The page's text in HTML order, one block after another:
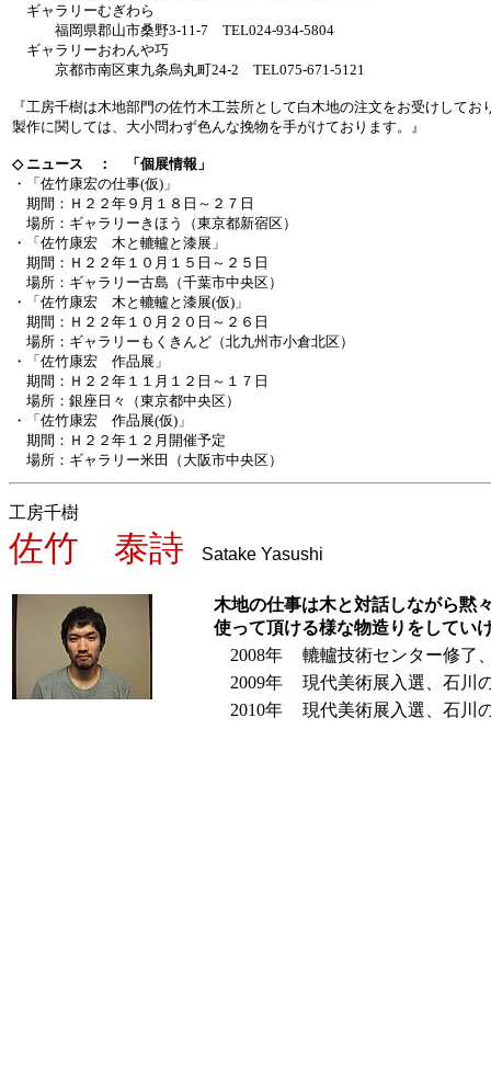
ギャラリーむぎわら
福岡県郡山市桑野3-11-7 TEL024-934-5804
ギャラリーおわんや巧
京都市南区東九条烏丸町24-2 TEL075-671-5121
『工房千樹は木地部門の佐竹木工芸所として白木地の注文をお受けしてお
製作に関しては、大小問わず色んな挽物を手がけております。』
◇ ニュース ： 「個展情報」
・「佐竹康宏の仕事(仮)」
期間：Ｈ２２年９月１８日～２７日
場所：ギャラリーきほう（東京都新宿区）
・「佐竹康宏 木と轆轤と漆展」
期間：Ｈ２２年１０月１５日～２５日
場所：ギャラリー古島（千葉市中央区）
・「佐竹康宏 木と轆轤と漆展(仮)」
期間：Ｈ２２年１０月２０日～２６日
場所：ギャラリーもくきんど（北九州市小倉北区）
・「佐竹康宏 作品展」
期間：Ｈ２２年１１月１２日～１７日
場所：銀座日々（東京都中央区）
・「佐竹康宏 作品展(仮)」
期間：Ｈ２２年１２月開催予定
場所：ギャラリー米田（大阪市中央区）
工房千樹
佐竹 泰詩 Satake Yasushi
木地の仕事は木と対話しながら黙
使って頂ける様な物造りをしてい
2008年
轆轤技術センター修了
2009年
現代美術展入選、石川
2010年
現代美術展入選、石川